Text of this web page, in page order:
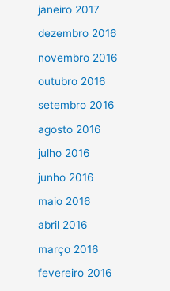
janeiro 2017
dezembro 2016
novembro 2016
outubro 2016
setembro 2016
agosto 2016
julho 2016
junho 2016
maio 2016
abril 2016
março 2016
fevereiro 2016